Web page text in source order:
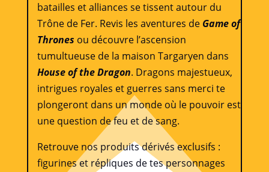
batailles et alliances se tissent autour du
Trône de Fer. Revis les aventures de Game of
Thrones ou découvre l’ascension
tumultueuse de la maison Targaryen dans
House of the Dragon. Dragons majestueux,
intrigues royales et guerres sans merci te
plongeront dans un monde où le pouvoir est
une question de feu et de sang.
Retrouve nos produits dérivés exclusifs :
figurines et répliques de tes personnages